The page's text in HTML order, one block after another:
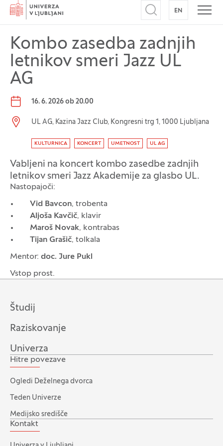
Domov
Odpri iskalnik
EN NA
Kombo zasedba zadnjih
letnikov smeri Jazz UL
AG
Datum dogodka:
16. 6. 2026 ob 20.00
Lokacija dogodka:
UL AG, Kazina Jazz Club, Kongresni trg 1, 1000 Ljubljana
Oznaka dogodka
KULTURNICA KONCERT UMETNOST UL AG
Vabljeni na koncert kombo zasedbe zadnjih
letnikov smeri Jazz Akademije za glasbo UL.
Nastopajoči:
Vid Bavcon, trobenta
Aljoša Kavčič, klavir
Maroš Novak, kontrabas
Tijan Grašič, tolkala
Mentor: doc. Jure Pukl
Vstop prost.
Študij
Raziskovanje
Univerza
Hitre povezave
Ogledi Deželnega dvorca
Teden Univerze
Medijsko središče
Kontakt